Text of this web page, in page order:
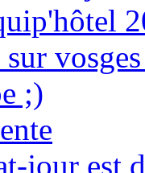
sur
;)
jour est